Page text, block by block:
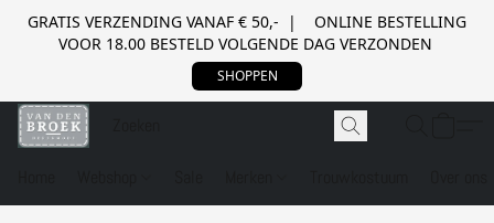
GRATIS VERZENDING VANAF € 50,- | ONLINE BESTELLING
VOOR 18.00 BESTELD VOLGENDE DAG VERZONDEN
SHOPPEN